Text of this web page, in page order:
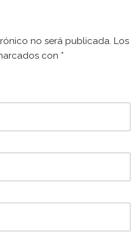
no será publicada. Los
con *